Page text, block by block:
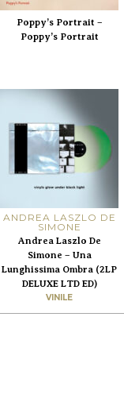
Poppy’s Portrait –
Poppy’s Portrait
ANDREA LASZLO DE
SIMONE
Andrea Laszlo De
Simone – Una
Lunghissima Ombra (2LP
DELUXE LTD ED)
VINILE